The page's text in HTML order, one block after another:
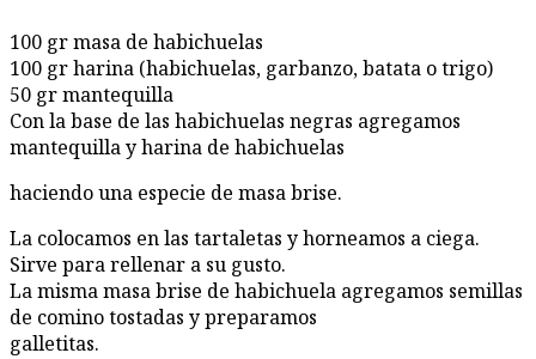
100 gr masa de habichuelas
100 gr harina (habichuelas, garbanzo, batata o trigo)
50 gr mantequilla
Con la base de las habichuelas negras agregamos
mantequilla y harina de habichuelas
haciendo una especie de masa brise.
La colocamos en las tartaletas y horneamos a ciega.
Sirve para rellenar a su gusto.
La misma masa brise de habichuela agregamos semillas
de comino tostadas y preparamos
galletitas.